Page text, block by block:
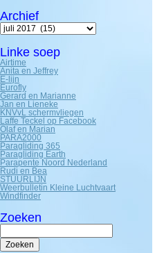
Archief
Archief
Linke soep
Airtime
Anita en Jeffrey
E-lijn
Eurofly
Gerard en Marianne
Jan en Lieneke
KNVvL schermvliegen
Laffe Teckel op Facebook
Olaf en Marian
PARA2000
Paragliding 365
Paragliding Earth
Parapente Noord Nederland
Rudi en Bea
STUURLIJN
Weerbulletin Kleine Luchtvaart
Windfinder
Zoeken
Zoeken
naar: